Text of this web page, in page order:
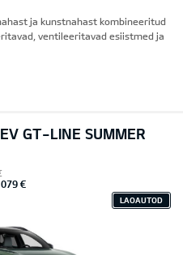
ja kunstnahast kombineeritud
ventileeritavad esiistmed ja
GT-LINE SUMMER
€
LAOAUTOD